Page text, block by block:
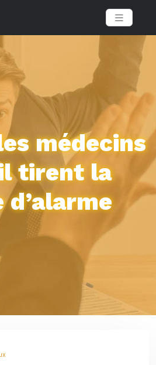
médecins
tirent la